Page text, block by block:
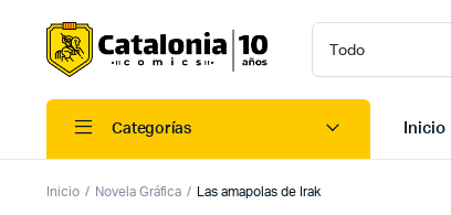
Categorías Inicio
Inicio Novela Gráfica Las amapolas de Irak